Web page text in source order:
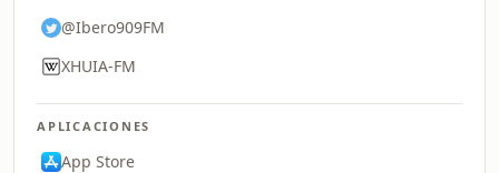
@Ibero909FM
XHUIA-FM
APLICACIONES
App Store